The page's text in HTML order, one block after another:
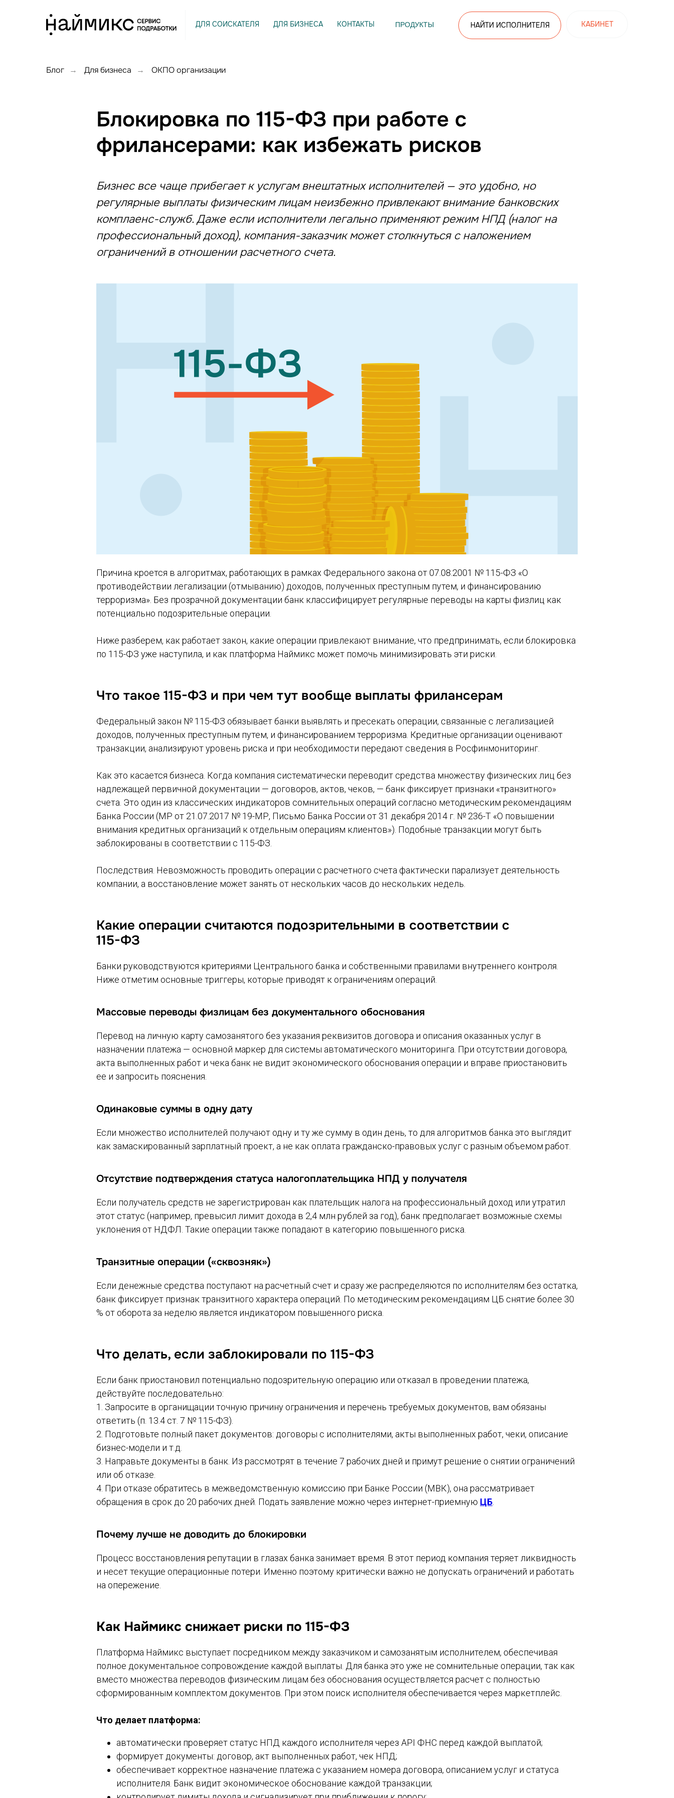
КАБИНЕТ
ДЛЯ СОИСКАТЕЛЯ ДЛЯ БИЗНЕСА КОНТАКТЫ НАЙТИ ИСПОЛНИТЕЛЯ
ПРОДУКТЫ
Блог → Для бизнеса → ОКПО организации
Блокировка по 115-ФЗ при работе с
фрилансерами: как избежать рисков
Бизнес все чаще прибегает к услугам внештатных исполнителей — это удобно, но
регулярные выплаты физическим лицам неизбежно привлекают внимание банковских
комплаенс-служб. Даже если исполнители легально применяют режим НПД (налог на
профессиональный доход), компания-заказчик может столкнуться с наложением
ограничений в отношении расчетного счета.
Причина кроется в алгоритмах, работающих в рамках Федерального закона от 07.08.2001 № 115-ФЗ «О
противодействии легализации (отмыванию) доходов, полученных преступным путем, и финансированию
терроризма». Без прозрачной документации банк классифицирует регулярные переводы на карты физлиц как
потенциально подозрительные операции.
Ниже разберем, как работает закон, какие операции привлекают внимание, что предпринимать, если блокировка
по 115-ФЗ уже наступила, и как платформа Наймикс может помочь минимизировать эти риски.
Что такое 115-ФЗ и при чем тут вообще выплаты фрилансерам
Федеральный закон № 115-ФЗ обязывает банки выявлять и пресекать операции, связанные с легализацией
доходов, полученных преступным путем, и финансированием терроризма. Кредитные организации оценивают
транзакции, анализируют уровень риска и при необходимости передают сведения в Росфинмониторинг.
Как это касается бизнеса. Когда компания систематически переводит средства множеству физических лиц без
надлежащей первичной документации — договоров, актов, чеков, — банк фиксирует признаки «транзитного»
счета. Это один из классических индикаторов сомнительных операций согласно методическим рекомендациям
Банка России (МР от 21.07.2017 № 19-МР, Письмо Банка России от 31 декабря 2014 г. № 236-Т «О повышении
внимания кредитных организаций к отдельным операциям клиентов»). Подобные транзакции могут быть
заблокированы в соответствии с 115-ФЗ.
Последствия. Невозможность проводить операции с расчетного счета фактически парализует деятельность
компании, а восстановление может занять от нескольких часов до нескольких недель.
Какие операции считаются подозрительными в соответствии с
115-ФЗ
Банки руководствуются критериями Центрального банка и собственными правилами внутреннего контроля.
Ниже отметим основные триггеры, которые приводят к ограничениям операций.
Массовые переводы физлицам без документального обоснования
Перевод на личную карту самозанятого без указания реквизитов договора и описания оказанных услуг в
назначении платежа — основной маркер для системы автоматического мониторинга. При отсутствии договора,
акта выполненных работ и чека банк не видит экономического обоснования операции и вправе приостановить
ее и запросить пояснения.
Одинаковые суммы в одну дату
Если множество исполнителей получают одну и ту же сумму в один день, то для алгоритмов банка это выглядит
как замаскированный зарплатный проект, а не как оплата гражданско-правовых услуг с разным объемом работ.
Отсутствие подтверждения статуса налогоплательщика НПД у получателя
Если получатель средств не зарегистрирован как плательщик налога на профессиональный доход или утратил
этот статус (например, превысил лимит дохода в 2,4 млн рублей за год), банк предполагает возможные схемы
уклонения от НДФЛ. Такие операции также попадают в категорию повышенного риска.
Транзитные операции («сквозняк»)
Если денежные средства поступают на расчетный счет и сразу же распределяются по исполнителям без остатка,
банк фиксирует признак транзитного характера операций. По методическим рекомендациям ЦБ снятие более 30
% от оборота за неделю является индикатором повышенного риска.
Что делать, если заблокировали по 115-ФЗ
Если банк приостановил потенциально подозрительную операцию или отказал в проведении платежа,
действуйте последовательно:
1. Запросите в органищации точную причину ограничения и перечень требуемых документов, вам обязаны
ответить (п. 13.4 ст. 7 № 115-ФЗ).
2. Подготовьте полный пакет документов: договоры с исполнителями, акты выполненных работ, чеки, описание
бизнес-модели и т.д.
3. Направьте документы в банк. Из рассмотрят в течение 7 рабочих дней и примут решение о снятии ограничений
или об отказе.
4. При отказе обратитесь в межведомственную комиссию при Банке России (МВК), она рассматривает
обращения в срок до 20 рабочих дней. Подать заявление можно через интернет-приемную ЦБ
Почему лучше не доводить до блокировки
Процесс восстановления репутации в глазах банка занимает время. В этот период компания теряет ликвидность
и несет текущие операционные потери. Именно поэтому критически важно не допускать ограничений и работать
на опережение.
Как Наймикс снижает риски по 115-ФЗ
Платформа Наймикс выступает посредником между заказчиком и самозанятым исполнителем, обеспечивая
полное документальное сопровождение каждой выплаты. Для банка это уже не сомнительные операции, так как
вместо множества переводов физическим лицам без обоснования осуществляется расчет с полностью
сформированным комплектом документов. При этом поиск исполнителя обеспечивается через маркетплейс.
Что делает платформа:
автоматически проверяет статус НПД каждого исполнителя через API ФНС перед каждой выплатой;
формирует документы: договор, акт выполненных работ, чек НПД;
обеспечивает корректное назначение платежа с указанием номера договора, описанием услуг и статуса
исполнителя. Банк видит экономическое обоснование каждой транзакции;